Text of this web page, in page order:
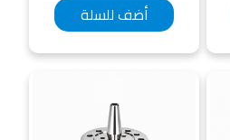
أضف للسلة